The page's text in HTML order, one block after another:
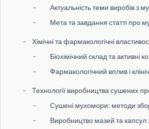
Актуальність теми виробів з
Мета та завдання статті про
Хімічні та фармакологічні
Біохімічний склад та активні
Фармакологічний вплив і
Технології виробництва сушених
Сушені мухомори: методи
Виробництво мазей та